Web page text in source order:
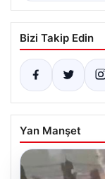
Bizi Takip Edin
Yan Manşet